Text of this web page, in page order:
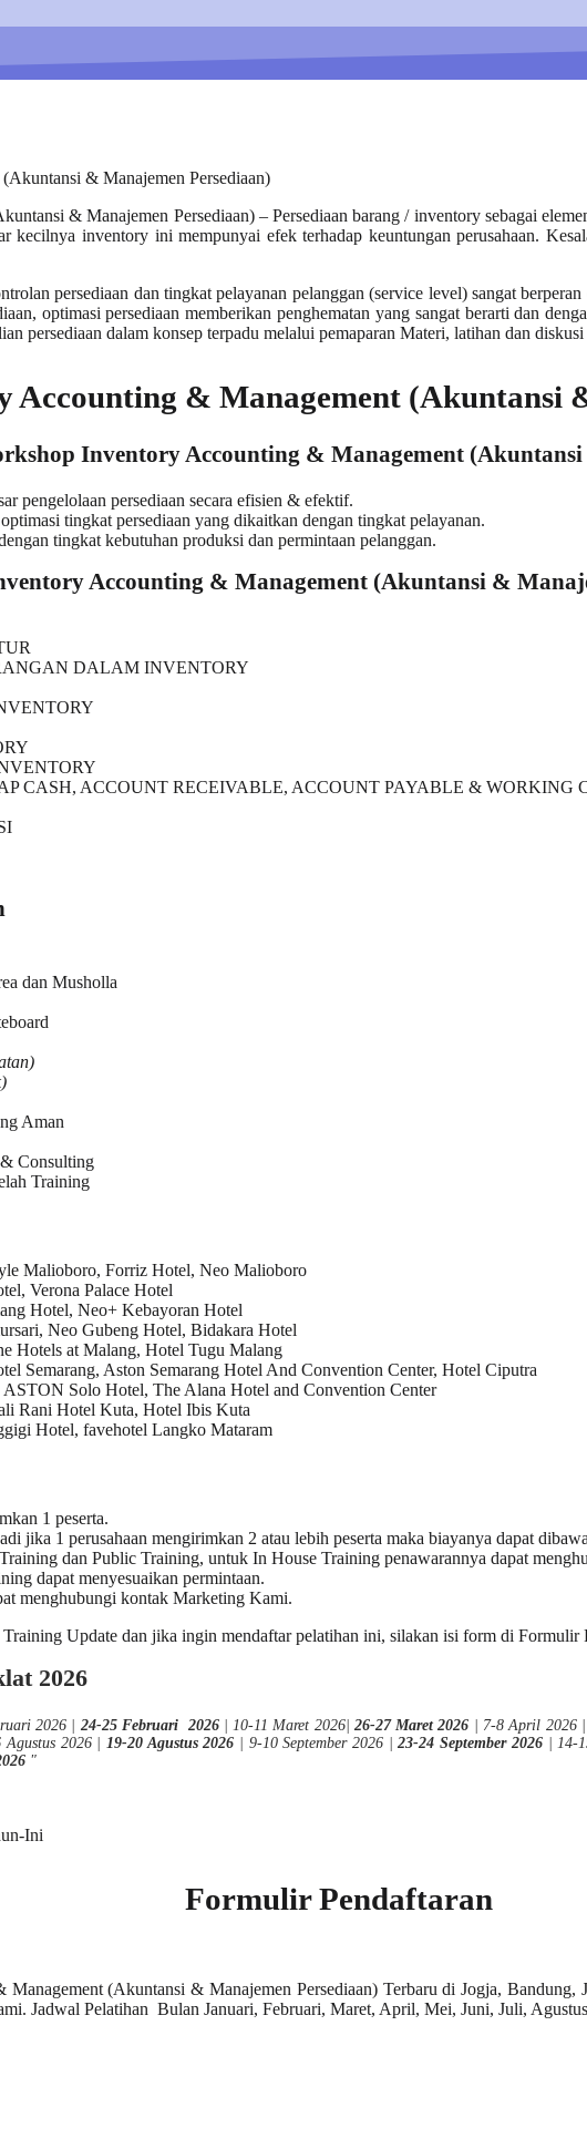
& Manajemen Persediaan) – Persediaan barang / inventory sebagai
kecilnya inventory ini mempunyai efek terhadap keuntungan perusahaan.
persediaan dan tingkat pelayanan pelanggan (service level) sangat
optimasi persediaan memberikan penghematan yang sangat berarti dan
persediaan dalam konsep terpadu melalui pemaparan Materi, latihan dan diskusi
Accounting & Management (Akuntansi
Inventory Accounting & Management
pengelolaan persediaan secara efisien & efektif.
tingkat persediaan yang dikaitkan dengan tingkat pelayanan.
tingkat kebutuhan produksi dan permintaan pelanggan.
Accounting & Management (Akuntansi &
DALAM INVENTORY
CASH, ACCOUNT RECEIVABLE, ACCOUNT PAYABLE & WORKING
dan Musholla
Aman
Consulting
Training
Malioboro, Forriz Hotel, Neo Malioboro
Verona Palace Hotel
Hotel, Neo+ Kebayoran Hotel
Neo Gubeng Hotel, Bidakara Hotel
Hotels at Malang, Hotel Tugu Malang
Semarang, Aston Semarang Hotel And Convention Center, Hotel Ciputra
Solo Hotel, The Alana Hotel and Convention Center
Rani Hotel Kuta, Hotel Ibis Kuta
Hotel, favehotel Langko Mataram
1 peserta.
jika 1 perusahaan mengirimkan 2 atau lebih peserta maka biayanya dapat
dan Public Training, untuk In House Training penawarannya dapat
dapat menyesuaikan permintaan.
menghubungi kontak Marketing Kami.
Training Update dan jika ingin mendaftar pelatihan ini, silakan isi form di Formulir
2026
2026 | 24-25 Februari 2026| 10-11 Maret 2026| 26-27 Maret 2026 | 7-8 April 2026
2026 | 19-20 Agustus 2026 | 9-10 September 2026 |23-24 September 2026 | 14-
"
Formulir Pendaftaran
(Akuntansi & Manajemen Persediaan) Terbaru di Jogja,
Jadwal Pelatihan Bulan Januari, Februari, Maret, April, Mei, Juni, Juli,